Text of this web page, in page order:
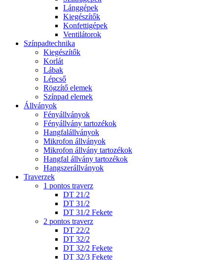
Lánggépek
Kiegészítők
Konfettigépek
Ventilátorok
Színpadtechnika
Kiegészítők
Korlát
Lábak
Lépcső
Rögzítő elemek
Színpad elemek
Állványok
Fényállványok
Fényállvány tartozékok
Hangfalállványok
Mikrofon állványok
Mikrofon állvány tartozékok
Hangfal állvány tartozékok
Hangszerállványok
Traverzek
1 pontos traverz
DT 21/2
DT 31/2
DT 31/2 Fekete
2 pontos traverz
DT 22/2
DT 32/2
DT 32/2 Fekete
DT 32/3 Fekete